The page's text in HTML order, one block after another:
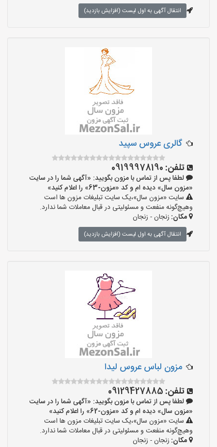
انتقال آگهی به اول لیست (افزایش بازدید)
گالری عروس سپید
تلفن: 09199978190
لطفا پس از تماس با مزون بگویید: «آگهی شما را در سایت
«مزون سال» دیده ام و کد «مزون-63» را اعلام کنید»
سایت «مزون سال»،یک سایت تبلیغات مزون ها است
وهیچ‌گونه منفعت و مسئولیتی در قبال معاملات شما ندارد.
مکان: زنجان - زنجان
انتقال آگهی به اول لیست (افزایش بازدید)
مزون لباس عروس لیدا
تلفن: 09129427885
لطفا پس از تماس با مزون بگویید: «آگهی شما را در سایت
«مزون سال» دیده ام و کد «مزون-62» را اعلام کنید»
سایت «مزون سال»،یک سایت تبلیغات مزون ها است
وهیچ‌گونه منفعت و مسئولیتی در قبال معاملات شما ندارد.
مکان: زنجان - زنجان